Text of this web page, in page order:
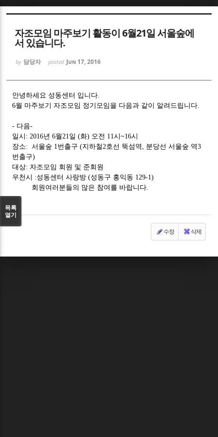
자조모임 마주보기 활동이 6월21일 서울숲에
서 있습니다.
by 담당자 posted Jun 17, 2016
안녕하세요 성동센터 입니다.
6월 마주보기 자조모임 정기모임을 다음과 같이 알려드립니다.
- 다음-
일시: 2016년 6월21일 (화) 오전 11시~16시
장소: 서울숲 1번출구 (지하철2호선 뚝섬역, 분당선 서울숲 역3
번출구)
대상: 자조모임 회원 및 준회원
우천시 :성동센터 사랑방 (성동구 홍익동 129-1)
회원여러분들의 많은 참여를 바랍니다.
수정 삭제
목록
열기
Sketchbook5, 스케치북5
Sketchbook5, 스케치북5